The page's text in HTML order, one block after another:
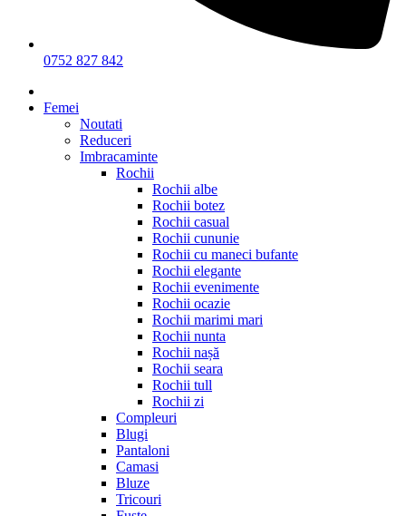
0752 827 842
Femei
Noutati
Reduceri
Imbracaminte
Rochii
Rochii albe
Rochii botez
Rochii casual
Rochii cununie
Rochii cu maneci bufante
Rochii elegante
Rochii evenimente
Rochii ocazie
Rochii marimi mari
Rochii nunta
Rochii nașă
Rochii seara
Rochii tull
Rochii zi
Compleuri
Blugi
Pantaloni
Camasi
Bluze
Tricouri